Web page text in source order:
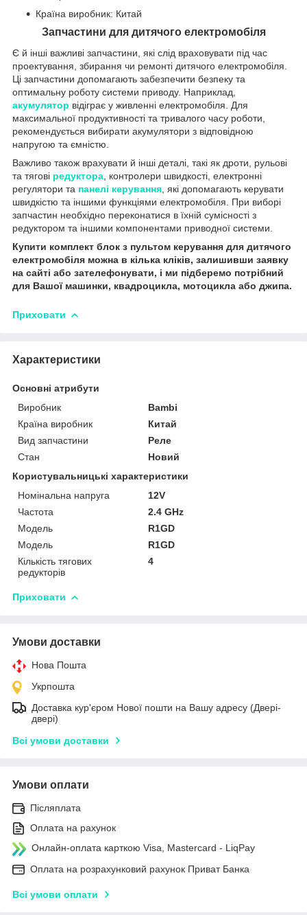
Країна виробник: Китай
Запчастини для дитячого електромобіля
Є й інші важливі запчастини, які слід враховувати під час
проектування, збирання чи ремонті дитячого електромобіля.
Ці запчастини допомагають забезпечити безпеку та
оптимальну роботу системи приводу. Наприклад,
акумулятор відіграє у живленні електромобіля. Для
максимальної продуктивності та тривалого часу роботи,
рекомендується вибирати акумулятори з відповідною
напругою та ємністю.
Важливо також врахувати й інші деталі, такі як дроти, рульові
та тягові редуктора , контролери швидкості, електронні
регулятори та панелі керування , які допомагають керувати
швидкістю та іншими функціями електромобіля. При виборі
запчастин необхідно переконатися в їхній сумісності з
редуктором та іншими компонентами приводної системи.
Купити комплект блок з пультом керування для дитячого
електромобіля можна в кілька кліків, залишивши заявку
на сайті або зателефонувати, і ми підберемо потрібний
для Вашої машинки, квадроцикла, мотоцикла або джипа.
Приховати
Характеристики
Основні атрибути
Виробник
Bambi
Країна виробник
Китай
Вид запчастини
Реле
Стан
Новий
Користувальницькі характеристики
Номінальна напруга
12V
Частота
2.4 GHz
Модель
R1GD
Мoдель
R1GD
Кількість тягових
редукторів
4
Приховати
Умови доставки
Нова Пошта
Укрпошта
Доставка кур'єром Нової пошти на Вашу адресу (Двері-
двері)
Всі умови доставки
Умови оплати
Післяплата
Оплата на рахунок
Онлайн-оплата карткою Visa, Mastercard - LiqPay
Оплата на розрахунковий рахунок Приват Банка
Всі умови оплати